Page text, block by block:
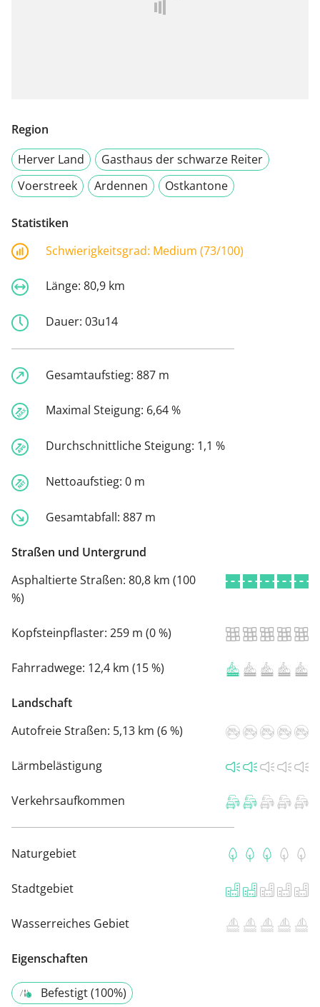
Region
Herver Land
Gasthaus der schwarze Reiter
Voerstreek
Ardennen Ostkantone
Statistiken
Schwierigkeitsgrad: Medium (73/100)
Länge: 80,9 km
Dauer: 03u14
Gesamtaufstieg: 887 m
Maximal Steigung: 6,64 %
Durchschnittliche Steigung: 1,1 %
Nettoaufstieg: 0 m
Gesamtabfall: 887 m
Straßen und Untergrund
Asphaltierte Straßen: 80,8 km (100
%)
Kopfsteinpflaster: 259 m (0 %)
Fahrradwege: 12,4 km (15 %)
Landschaft
Autofreie Straßen: 5,13 km (6 %)
Lärmbelästigung
Verkehrsaufkommen
Naturgebiet
Stadtgebiet
Wasserreiches Gebiet
Eigenschaften
Befestigt (100%)